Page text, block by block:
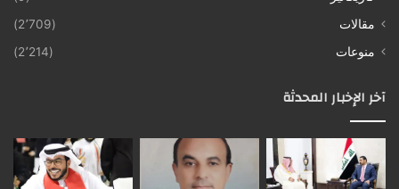
مقالات
(2٬709)
منوعات
(2٬214)
آخر الإخبار المحدثة